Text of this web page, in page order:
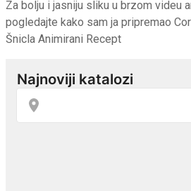
Za bolju i jasniju sliku u brzom videu
pogledajte kako sam ja pripremao
Šnicla Animirani Recept